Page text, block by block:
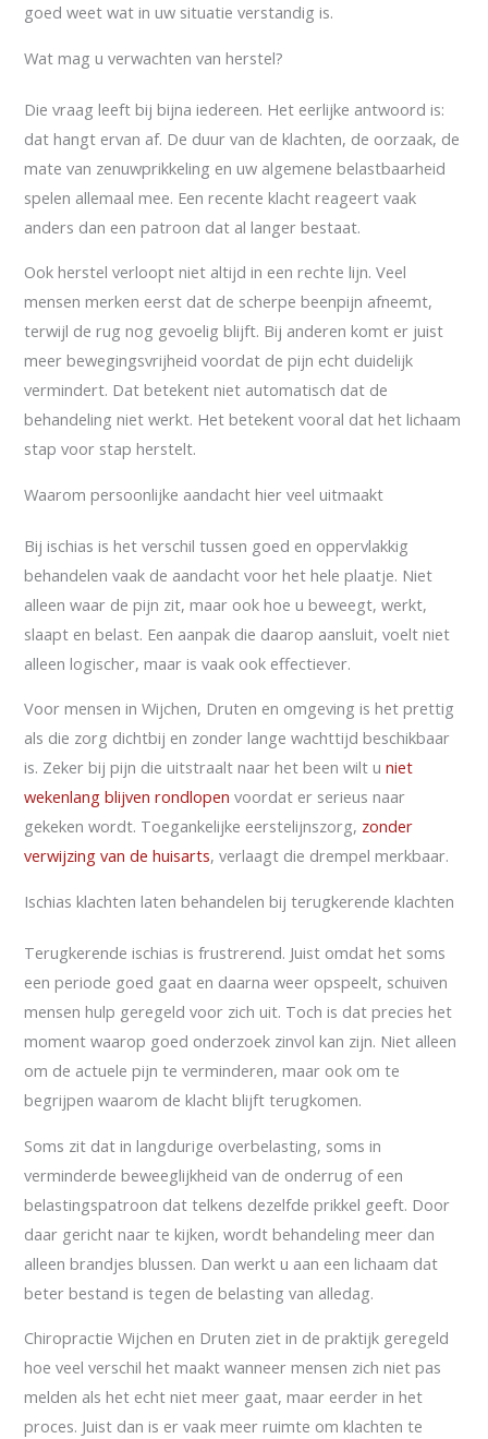
goed weet wat in uw situatie verstandig is.
Wat mag u verwachten van herstel?
Die vraag leeft bij bijna iedereen. Het eerlijke antwoord is:
dat hangt ervan af. De duur van de klachten, de oorzaak, de
mate van zenuwprikkeling en uw algemene belastbaarheid
spelen allemaal mee. Een recente klacht reageert vaak
anders dan een patroon dat al langer bestaat.
Ook herstel verloopt niet altijd in een rechte lijn. Veel
mensen merken eerst dat de scherpe beenpijn afneemt,
terwijl de rug nog gevoelig blijft. Bij anderen komt er juist
meer bewegingsvrijheid voordat de pijn echt duidelijk
vermindert. Dat betekent niet automatisch dat de
behandeling niet werkt. Het betekent vooral dat het lichaam
stap voor stap herstelt.
Waarom persoonlijke aandacht hier veel uitmaakt
Bij ischias is het verschil tussen goed en oppervlakkig
behandelen vaak de aandacht voor het hele plaatje. Niet
alleen waar de pijn zit, maar ook hoe u beweegt, werkt,
slaapt en belast. Een aanpak die daarop aansluit, voelt niet
alleen logischer, maar is vaak ook effectiever.
Voor mensen in Wijchen, Druten en omgeving is het prettig
als die zorg dichtbij en zonder lange wachttijd beschikbaar
is. Zeker bij pijn die uitstraalt naar het been wilt uniet
wekenlang blijven rondlopen voordat er serieus naar
gekeken wordt. Toegankelijke eerstelijnszorg, zonder
verwijzing van de huisarts, verlaagt die drempel merkbaar.
Ischias klachten laten behandelen bij terugkerende klachten
Terugkerende ischias is frustrerend. Juist omdat het soms
een periode goed gaat en daarna weer opspeelt, schuiven
mensen hulp geregeld voor zich uit. Toch is dat precies het
moment waarop goed onderzoek zinvol kan zijn. Niet alleen
om de actuele pijn te verminderen, maar ook om te
begrijpen waarom de klacht blijft terugkomen.
Soms zit dat in langdurige overbelasting, soms in
verminderde beweeglijkheid van de onderrug of een
belastingspatroon dat telkens dezelfde prikkel geeft. Door
daar gericht naar te kijken, wordt behandeling meer dan
alleen brandjes blussen. Dan werkt u aan een lichaam dat
beter bestand is tegen de belasting van alledag.
Chiropractie Wijchen en Druten ziet in de praktijk geregeld
hoe veel verschil het maakt wanneer mensen zich niet pas
melden als het echt niet meer gaat, maar eerder in het
proces. Juist dan is er vaak meer ruimte om klachten te